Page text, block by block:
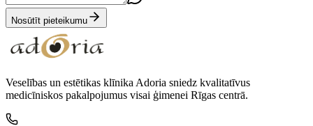
Nosūtīt pieteikumu
Veselības un estētikas klīnika Adoria sniedz kvalitatīvus
medicīniskos pakalpojumus visai ģimenei Rīgas centrā.